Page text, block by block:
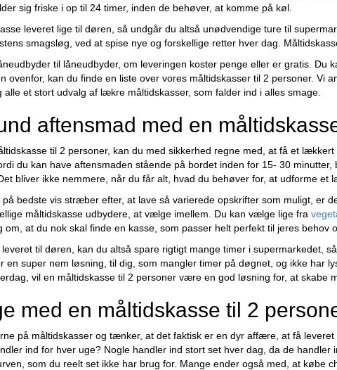
sig friske i op til 24 timer, inden de behøver, at komme på køl.
leveret lige til døren, så undgår du altså unødvendige ture til
smagsløg, ved at spise nye og forskellige retter hver dag.
til låneudbyder, om leveringen koster penge eller er gratis.
ovenfor, kan du finde en liste over vores måltidskasser til 2 personer. Vi
alle et stort udvalg af lækre måltidskasser, som falder ind i alles smage.
aftensmad med en
til 2 personer, kan du med sikkerhed regne med, at få et
du kan have aftensmaden stående på bordet inden for 15- 30
bliver ikke nemmere, når du får alt, hvad du behøver for, at udforme et
på bedste vis stræber efter, at lave så varierede opskrifter som muligt, er
måltidskasse udbydere, at vælge imellem. Du kan vælge lige fra
om, at du nok skal finde en kasse, som passer helt perfekt til jeres behov
til døren, kan du altså spare rigtigt mange timer i supermarkedet,
en super nem løsning, til dig, som mangler timer på døgnet, og ikke har
vil en måltidskasse til 2 personer være en god løsning for, at skabe
med en måltidskasse til 2
på måltidskasser og tænker, at det faktisk er en dyr affære, at få
ind for hver uge? Nogle handler ind stort set hver dag, da de
som du reelt set ikke har brug for. Mange ender også med, at købe